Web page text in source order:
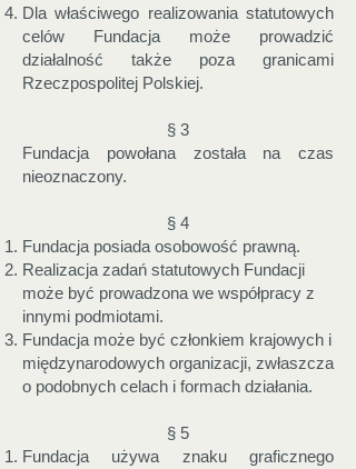
Dla właściwego realizowania statutowych
celów Fundacja może prowadzić
działalność także poza granicami
Rzeczpospolitej Polskiej.
§ 3
Fundacja powołana została na czas
nieoznaczony.
§ 4
Fundacja posiada osobowość prawną.
Realizacja zadań statutowych Fundacji
może być prowadzona we współpracy z
innymi podmiotami.
Fundacja może być członkiem krajowych i
międzynarodowych organizacji, zwłaszcza
o podobnych celach i formach działania.
§ 5
Fundacja używa znaku graficznego